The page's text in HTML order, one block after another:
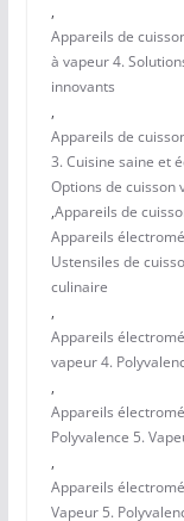
,
Appareils de
à vapeur 4.
innovants
,
Appareils de
3. Cuisine saine et
Options de cuisson
,Appareils de
Appareils
Ustensiles de
culinaire
,
Appareils
vapeur 4.
,
Appareils
Polyvalence 5.
,
Appareils
Vapeur 5.